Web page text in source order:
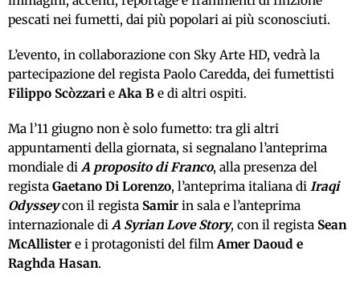
pescati nei fumetti, dai più popolari ai più sconosciuti.
L’evento, in collaborazione con Sky Arte HD, vedrà la
partecipazione del regista Paolo Caredda, dei fumettisti
Filippo Scòzzari eAka B e di altri ospiti.
Ma l’11 giugno non è solo fumetto: tra gli altri
appuntamenti della giornata, si segnalano l’anteprima
mondiale di A proposito di Franco, alla presenza del
regista Gaetano Di Lorenzo, l’anteprima italiana di Iraqi
Odysseycon il regista Samir in sala e l’anteprima
internazionale di A Syrian Love Story, con il regista Sean
McAllister e i protagonisti del filmAmer Daoud e
Raghda Hasan.